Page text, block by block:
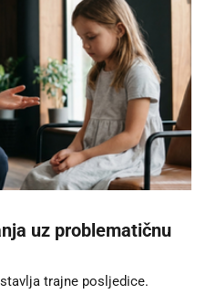
uz problematičnu
trajne posljedice.